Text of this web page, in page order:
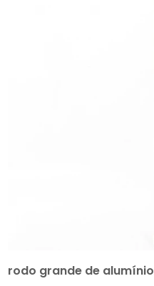
rodo grande de alumínio